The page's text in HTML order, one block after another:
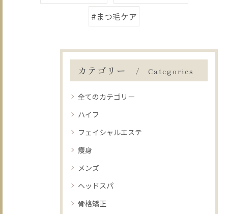
#まつ毛ケア
カテゴリー Categories
全てのカテゴリー
ハイフ
フェイシャルエステ
痩身
メンズ
ヘッドスパ
骨格矯正